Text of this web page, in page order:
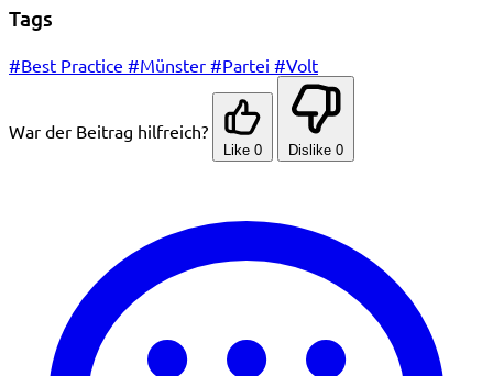
Tags
#Best Practice #Münster #Partei #Volt
War der Beitrag hilfreich?
Like 0 Dislike 0